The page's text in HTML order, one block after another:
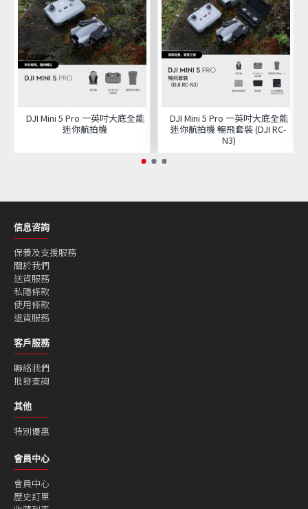
DJI Mini 5 Pro 一英吋大底全能
迷你航拍機
DJI Mini 5 Pro 一英吋大底全能
迷你航拍機 暢飛套裝 (DJI RC-
N3)
信息咨詢
保養及支援服務
關於我們
送貨服務
私隱條款
使用條款
退貨服務
客戶服務
聯絡我們
批發查詢
其他
特別優惠
會員中心
會員中心
歷史訂單